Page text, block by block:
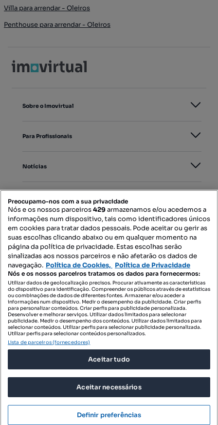
Villa para arrendar - Oleiros
Penthouse para arrendar - Oleiros
Sobre o Imovirtual
Para Profissionais
Notícias
Mapa do Site
Contacte-nos
SIGA-NOS:
DESCARREGAR NA:
© 2026 Imovirtual.com, OLX Portugal, S.A.
TERMOS DE UTILIZAÇÃO
POLÍTICA DE PRIVACIDADE
Preocupamo-nos com a sua privacidade
Nós e os nossos parceiros429armazenamos e/ou acedemos a
informações num dispositivo, tais como identificadores únicos
em cookies para tratar dados pessoais. Pode aceitar ou gerir as
suas escolhas clicando abaixo ou em qualquer momento na
página da política de privacidade. Estas escolhas serão
sinalizadas aos nossos parceiros e não afetarão os dados de
navegação. Política de Cookies, Política de Privacidade
Nós e os nossos parceiros tratamos os dados para fornecermos:
Utilizar dados de geolocalização precisos. Procurar ativamente as características
do dispositivo para identificação. Compreender os públicos através de estatísticas
ou combinações de dados de diferentes fontes. Armazenar e/ou aceder a
informações num dispositivo. Medir o desempenho da publicidade. Criar perfis
para personalizar conteúdos. Criar perfis para publicidade personalizada.
Desenvolver e melhorar serviços. Utilizar dados limitados para selecionar
publicidade. Medir o desempenho dos conteúdos. Utilizar dados limitados para
selecionar conteúdos. Utilizar perfis para selecionar publicidade personalizada.
Utilizar perfis para selecionar conteúdos personalizados.
Lista de parceiros (fornecedores)
Aceitar tudo
Aceitar necessários
Definir preferências